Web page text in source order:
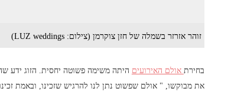
זוהר אזרזר בשמלה של חזן צוקרמן (צילום: LUZ weddings)
בחירת אולם האירועים היתה משימה פשוטה יחסית. הזוג ידע
את מבוקשו, " אולם שפשוט נתן לנו להרגיש שזכינו, ובאמת